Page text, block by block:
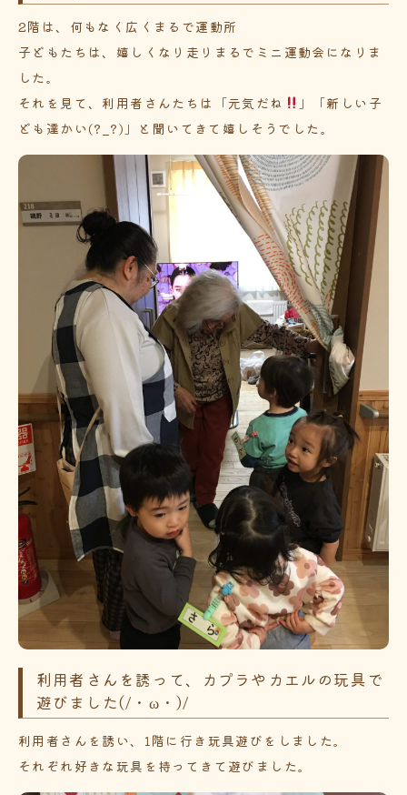
2階は、何もなく広くまるで運動所
子どもたちは、嬉しくなり走りまるでミニ運動会になりま
した。
それを見て、利用者さんたちは「元気だね
」「新しい子
ども達かい(?_?)」と聞いてきて嬉しそうでした。
利用者さんを誘って、カプラやカエルの玩具で
遊びました(/・ω・)/
利用者さんを誘い、1階に行き玩具遊びをしました。
それぞれ好きな玩具を持ってきて遊びました。